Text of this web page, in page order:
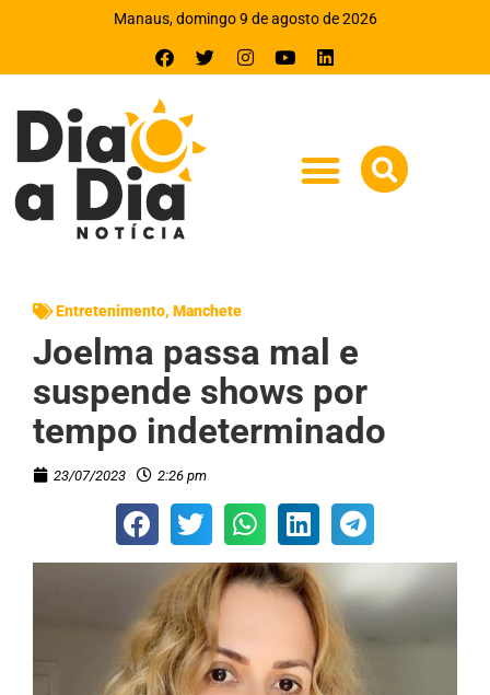
Manaus, domingo 9 de agosto de 2026
Entretenimento, Manchete
Joelma passa mal e
suspende shows por
tempo indeterminado
23/07/2023 2:26 pm